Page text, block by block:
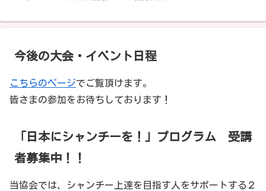
今後の大会・イベント日程
こちらのページでご覧頂けます。
皆さまの参加をお待ちしております！
「日本にシャンチーを！」プログラム 受講
者募集中！！
当協会では、シャンチー上達を目指す人をサポートする２